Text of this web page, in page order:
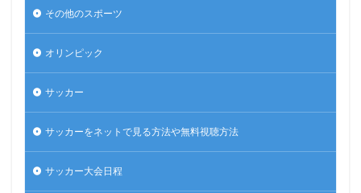
その他のスポーツ
オリンピック
サッカー
サッカーをネットで見る方法や無料視聴方法
サッカー大会日程